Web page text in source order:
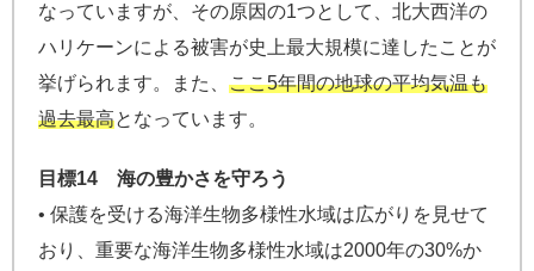
なっていますが、その原因の1つとして、北大西洋の
ハリケーンによる被害が史上最大規模に達したことが
挙げられます。また、 ここ5年間の地球の平均気温も
過去最高となっています。
目標14 海の豊かさを守ろう
• 保護を受ける海洋生物多様性水域は広がりを見せて
おり、重要な海洋生物多様性水域は2000年の30%か